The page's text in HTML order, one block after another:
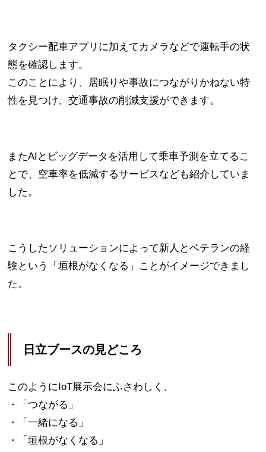
タクシー配車アプリに加えてカメラなどで運転手の状
態を確認します。
このことにより、居眠りや事故につながりかねない特
性を見つけ、交通事故の削減支援ができます。
またAIとビッグデータを活用して乗車予測を立てるこ
とで、空車率を低減するサービスなども紹介していま
した。
こうしたソリューションによって新人とベテランの経
験という「垣根がなくなる」ことがイメージできまし
た。
日立ブースの見どころ
このようにIoT展示会にふさわしく、
・「つながる」
・「一緒になる」
・「垣根がなくなる」